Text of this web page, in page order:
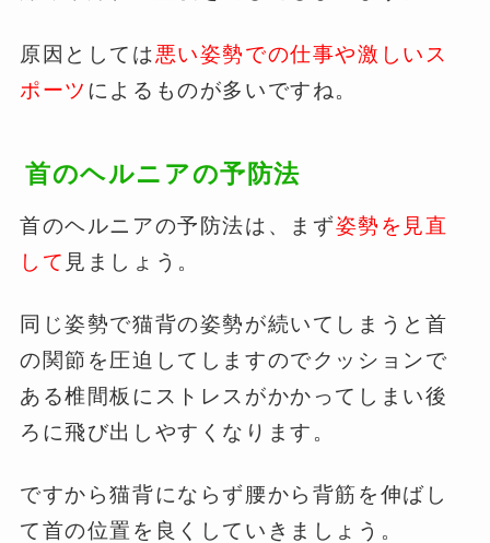
原因としては悪い姿勢での仕事や激しいス
ポーツ によるものが多いですね。
首のヘルニアの予防法
首のヘルニアの予防法は、まず姿勢を見直
して 見ましょう。
同じ姿勢で猫背の姿勢が続いてしまうと首
の関節を圧迫してしますのでクッションで
ある椎間板にストレスがかかってしまい後
ろに飛び出しやすくなります。
ですから猫背にならず腰から背筋を伸ばし
て首の位置を良くしていきましょう。